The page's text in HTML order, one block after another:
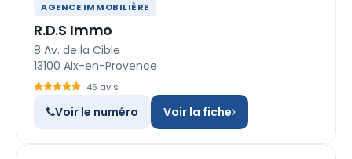
AGENCE IMMOBILIÈRE
R.D.S Immo
8 Av. de la Cible
13100 Aix-en-Provence
45 avis
Voir le numéro Voir la fiche